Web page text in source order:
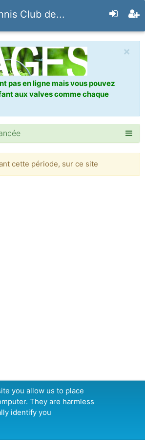
Club de...
×
pas en ligne mais vous pouvez
aux valves comme chaque
cette période, sur ce site
you allow us to place
They are harmless
identify you